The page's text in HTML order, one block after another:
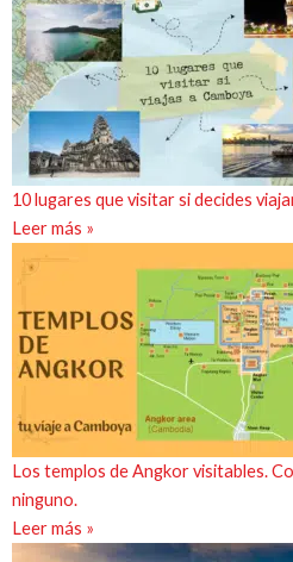
10 lugares que visitar si decides
Leer más »
Los templos de Angkor visitables.
ninguno.
Leer más »